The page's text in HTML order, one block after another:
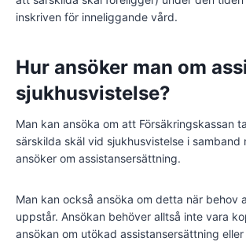
inskriven för inneliggande vård.
Hur ansöker man om
sjukhusvistelse?
Man kan ansöka om att Försäkringskassan
särskilda skäl vid sjukhusvistelse i samband
ansöker om assistansersättning.
Man kan också ansöka om detta när behov
uppstår. Ansökan behöver alltså inte vara
ansökan om utökad assistansersättning